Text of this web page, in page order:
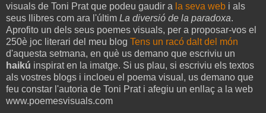
visuals de Toni Prat que podeu gaudir a la seva web i als
seus llibres com ara l'últim La diversió de la paradoxa.
Aprofito un dels seus poemes visuals, per a proposar-vos el
250è joc literari del meu blog Tens un racó dalt del món
d'aquesta setmana, en què us demano que escriviu un
haikú inspirat en la imatge. Si us plau, si escriviu els textos
als vostres blogs i incloeu el poema visual, us demano que
feu constar l'autoria de Toni Prat i afegiu un enllaç a la web
www.poemesvisuals.com